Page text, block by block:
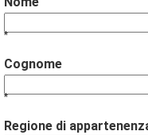
*
Cognome
*
Regione di